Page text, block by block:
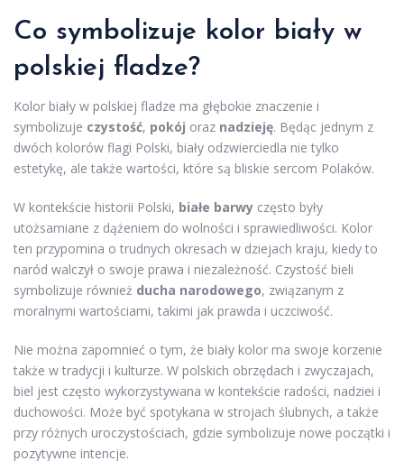
Co symbolizuje kolor biały w
polskiej fladze?
Kolor biały w polskiej fladze ma głębokie znaczenie i
symbolizuje czystość, pokój oraz nadzieję. Będąc jednym z
dwóch kolorów flagi Polski, biały odzwierciedla nie tylko
estetykę, ale także wartości, które są bliskie sercom Polaków.
W kontekście historii Polski, białe barwy często były
utożsamiane z dążeniem do wolności i sprawiedliwości. Kolor
ten przypomina o trudnych okresach w dziejach kraju, kiedy to
naród walczył o swoje prawa i niezależność. Czystość bieli
symbolizuje również ducha narodowego, związanym z
moralnymi wartościami, takimi jak prawda i uczciwość.
Nie można zapomnieć o tym, że biały kolor ma swoje korzenie
także w tradycji i kulturze. W polskich obrzędach i zwyczajach,
biel jest często wykorzystywana w kontekście radości, nadziei i
duchowości. Może być spotykana w strojach ślubnych, a także
przy różnych uroczystościach, gdzie symbolizuje nowe początki i
pozytywne intencje.